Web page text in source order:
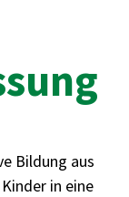
Bildung aus
in eine